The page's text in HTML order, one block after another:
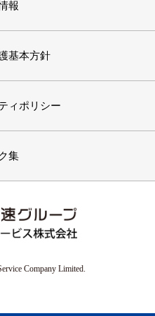
報
基本方針
ィポリシー
集
Company Limited.